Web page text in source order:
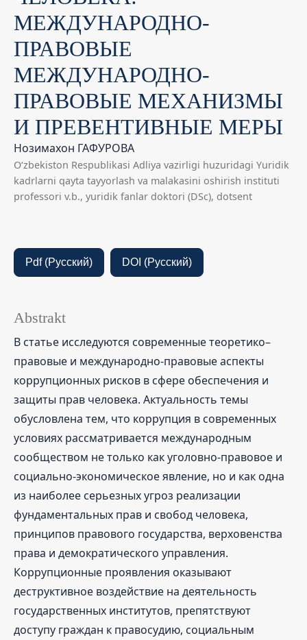
МЕЖДУНАРОДНО-
ПРАВОВЫЕ
МЕЖДУНАРОДНО-
ПРАВОВЫЕ МЕХАНИЗМЫ
И ПРЕВЕНТИВНЫЕ МЕРЫ
Нозимахон ГАФУРОВА
O‘zbekiston Respublikasi Adliya vazirligi huzuridagi Yuridik
kadrlarni qayta tayyorlash va malakasini oshirish instituti
professori v.b., yuridik fanlar doktori (DSc), dotsent
Pdf (Русский) DOI (Русский)
Abstrakt
В статье исследуются современные теоретико–
правовые и международно-правовые аспекты
коррупционных рисков в сфере обеспечения и
защиты прав человека. Актуальность темы
обусловлена тем, что коррупция в современных
условиях рассматривается международным
сообществом не только как уголовно-правовое и
социально-экономическое явление, но и как одна
из наиболее серьезных угроз реализации
фундаментальных прав и свобод человека,
принципов правового государства, верховенства
права и демократического управления.
Коррупционные проявления оказывают
деструктивное воздействие на деятельность
государственных институтов, препятствуют
доступу граждан к правосудию, социальным